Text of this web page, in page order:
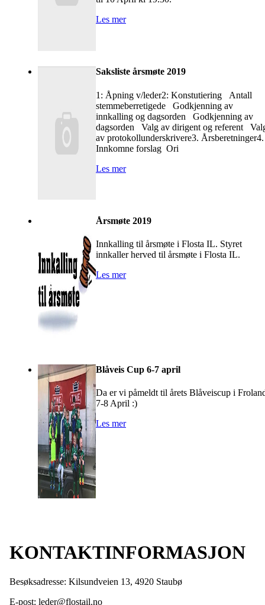
Les mer
Saksliste årsmøte 2019
1: Åpning v/leder2: Konstutiering Antall
stemmeberretigede Godkjenning av
innkalling og dagsorden Godkjenning av
dagsorden Valg av dirigent og referent
av protokollunderskrivere3. Årsberetninger4.
Innkomne forslag Ori
Les mer
Årsmøte 2019
Innkalling til årsmøte i Flosta IL. Styret
innkaller herved til årsmøte i Flosta IL.
Les mer
Blåveis Cup 6-7 april
Da er vi påmeldt til årets Blåveiscup i
7-8 April :)
Les mer
KONTAKTINFORMASJON
Besøksadresse: Kilsundveien 13, 4920 Staubø
E-post: leder@flostail.no